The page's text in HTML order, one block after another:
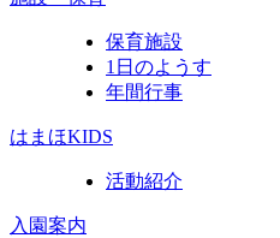
保育施設
1日のようす
年間行事
はまほKIDS
活動紹介
入園案内